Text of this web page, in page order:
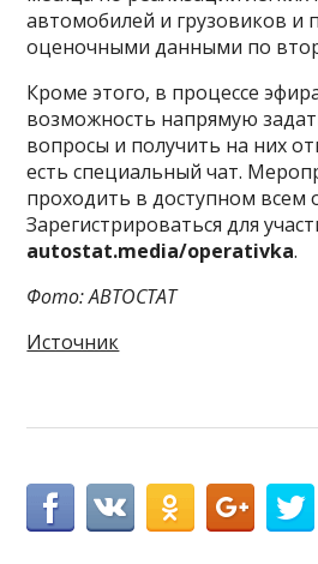
автомобилей и грузовиков и
оценочными данными по
Кроме этого, в процессе
возможность напрямую
вопросы и получить на них
есть специальный чат.
проходить в доступном всем
Зарегистрироваться для
autostat.media/operativka.
Фото: АВТОСТАТ
Источник